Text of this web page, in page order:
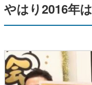
やはり2016年